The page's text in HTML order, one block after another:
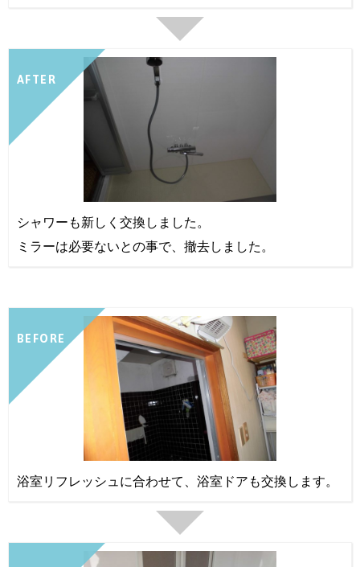
AFTER
シャワーも新しく交換しました。
ミラーは必要ないとの事で、撤去しました。
BEFORE
浴室リフレッシュに合わせて、浴室ドアも交換します。